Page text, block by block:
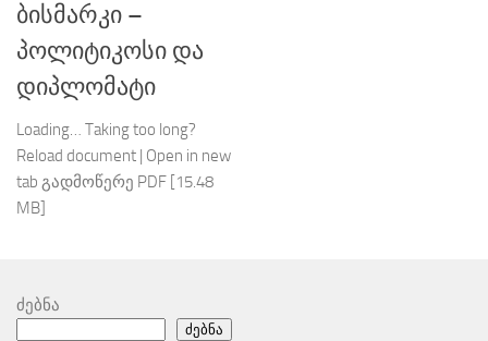
ბისმარკი –
პოლიტიკოსი და
დიპლომატი
Loading… Taking too long?
Reload document | Open in new
tab გადმოწერე PDF [15.48
MB]
ძებნა
ძებნა